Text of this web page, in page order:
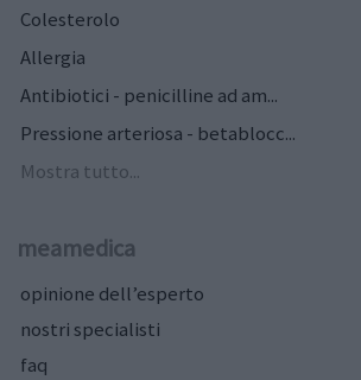
Colesterolo
Allergia
Antibiotici - penicilline ad am...
Pressione arteriosa - betablocc...
Mostra tutto...
meamedica
opinione dell’esperto
nostri specialisti
faq